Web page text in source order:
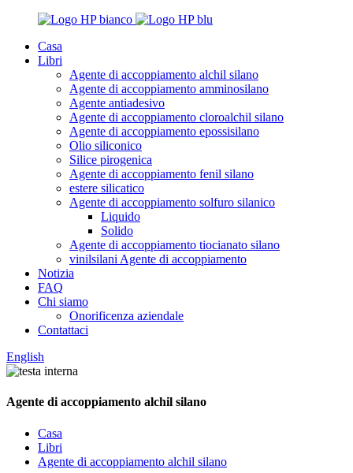
Casa
Libri
Agente di accoppiamento alchil silano
Agente di accoppiamento amminosilano
Agente antiadesivo
Agente di accoppiamento cloroalchil silano
Agente di accoppiamento epossisilano
Olio siliconico
Silice pirogenica
Agente di accoppiamento fenil silano
estere silicatico
Agente di accoppiamento solfuro silanico
Liquido
Solido
Agente di accoppiamento tiocianato silano
vinilsilani Agente di accoppiamento
Notizia
FAQ
Chi siamo
Onorificenza aziendale
Contattaci
English
Agente di accoppiamento alchil silano
Casa
Libri
Agente di accoppiamento alchil silano